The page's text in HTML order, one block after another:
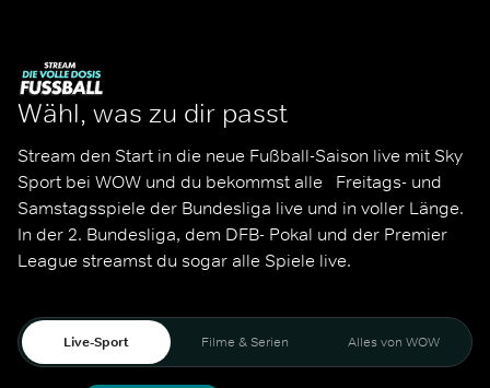
Wähl, was zu dir passt
Stream den Start in die neue Fußball-Saison live mit Sky
Sport bei WOW und du bekommst alle   Freitags- und
Samstagsspiele der Bundesliga live und in voller Länge.
In der 2. Bundesliga, dem DFB- Pokal und der Premier
League streamst du sogar alle Spiele live.
Live-Sport Filme & Serien Alles von WOW